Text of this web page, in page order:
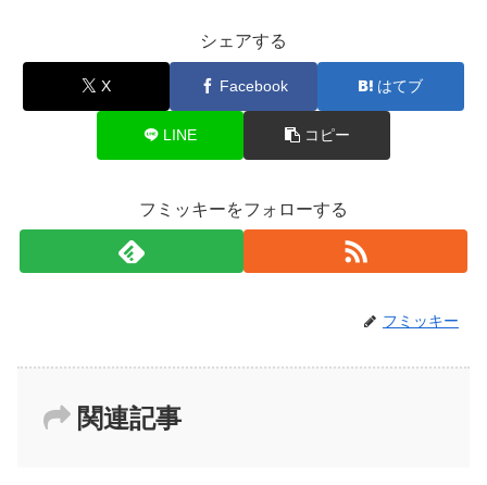
シェアする
X Facebook はてブ
LINE コピー
フミッキーをフォローする
フミッキー
関連記事